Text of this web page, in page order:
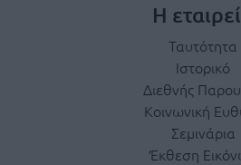
Η
Ταυτότητα
Ιστορικό
Διεθνής
Κοινωνική
Σεμινάρια
Έκθεση